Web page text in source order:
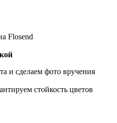
Flosend
и сделаем фото вручения
стойкость цветов